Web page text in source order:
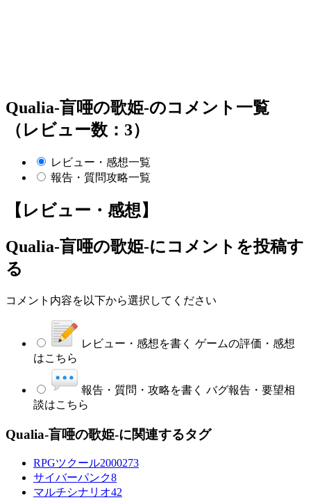
Qualia-盲唖の歌姫-のコメント一覧
（レビュー数：3）
レビュー・感想一覧
報告・質問攻略一覧
【レビュー・感想】
Qualia-盲唖の歌姫-にコメントを投稿す
る
コメント内容を以下から選択してください
レビュー・感想を書く ゲームの評価・感想
はこちら
報告・質問・攻略を書く バグ報告・要望相
談はこちら
Qualia-盲唖の歌姫-に関連するタグ
RPGツクール2000273
サイバーパンク8
マルチシナリオ42